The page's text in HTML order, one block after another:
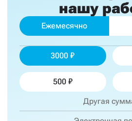
нашу
Ежемесячно
3000
500